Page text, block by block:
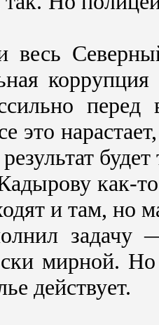
весь
коррупция
это
как-то
и там, но
задачу
мирной.
действует.